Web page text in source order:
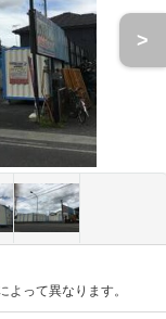
>
って異なります。